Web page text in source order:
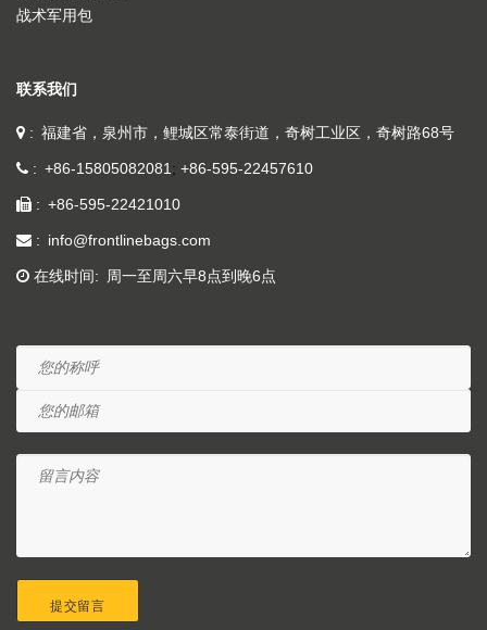
战术军用包
联系我们
福建省，泉州市，鲤城区常泰街道，奇树工业区，奇树路68号
+86-15805082081 +86-595-22457610
+86-595-22421010
info@frontlinebags.com
在线时间 周一至周六早8点到晚6点